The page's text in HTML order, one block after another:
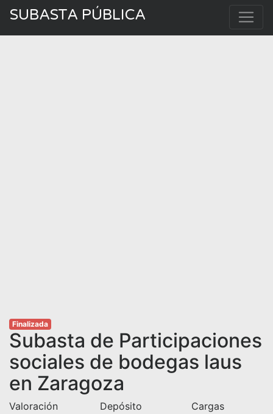
SUBASTA PÚBLICA
Finalizada
Subasta de Participaciones
sociales de bodegas laus
en Zaragoza
Valoración
Depósito
Cargas